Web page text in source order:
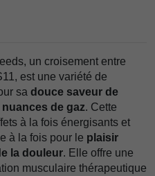
un croisement entre
est une variété de
sa douce saveur de
de gaz. Cette
à la fois énergisants et
à la fois pour le plaisir
la douleur. Elle offre une
musculaire thérapeutique